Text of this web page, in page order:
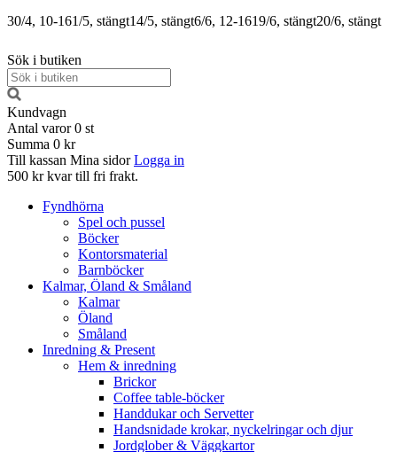
30/4, 10-161/5, stängt14/5, stängt6/6, 12-1619/6, stängt20/6, stängt
Sök i butiken
Kundvagn
Antal varor 0 st
Summa 0 kr
Till kassan Mina sidor Logga in
500 kr kvar till fri frakt.
Fyndhörna
Spel och pussel
Böcker
Kontorsmaterial
Barnböcker
Kalmar, Öland & Småland
Kalmar
Öland
Småland
Inredning & Present
Hem & inredning
Brickor
Coffee table-böcker
Handdukar och Servetter
Handsnidade krokar, nyckelringar och djur
Jordglober & Väggkartor